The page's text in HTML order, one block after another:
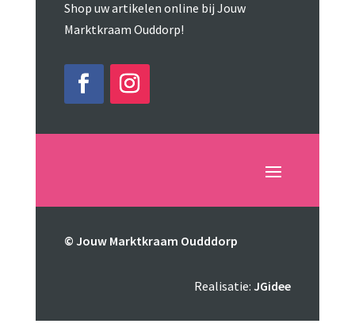
Shop uw artikelen online bij Jouw
Marktkraam Ouddorp!
© Jouw Marktkraam Oudddorp
Realisatie:JGidee